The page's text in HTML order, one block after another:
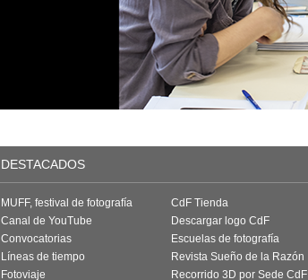
DESTACADOS
MUFF, festival de fotografía
Canal de YouTube
Convocatorias
Líneas de tiempo
Fotoviaje
CdF Tienda
Descargar logo CdF
Escuelas de fotografía
Revista Sueño de la Razón
Recorrido 3D por Sede CdF